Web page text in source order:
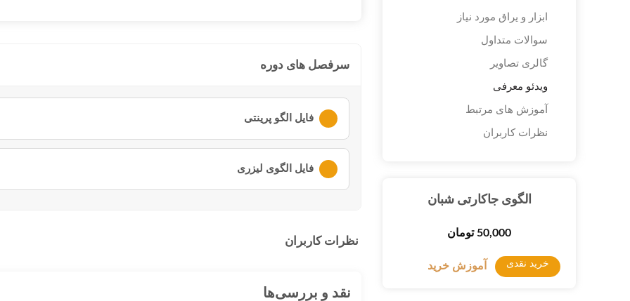
ابزار و یراق مورد نیاز
سوالات متداول
گالری تصاویر
ویدئو معرفی
آموزش های مرتبط
نظرات کاربران
الگوی جاکارتی شبان
50,000 تومان
خرید نقدی آموزش خرید
سرفصل های دوره
فایل الگو پرینتی
فایل الگوی لیزری
نظرات کاربران
نقد و بررسی‌ها